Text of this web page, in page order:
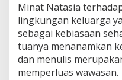
Minat Natasia
lingkungan keluarga
sebagai kebiasaan
tuanya menanamkan
dan menulis
memperluas wawasan.